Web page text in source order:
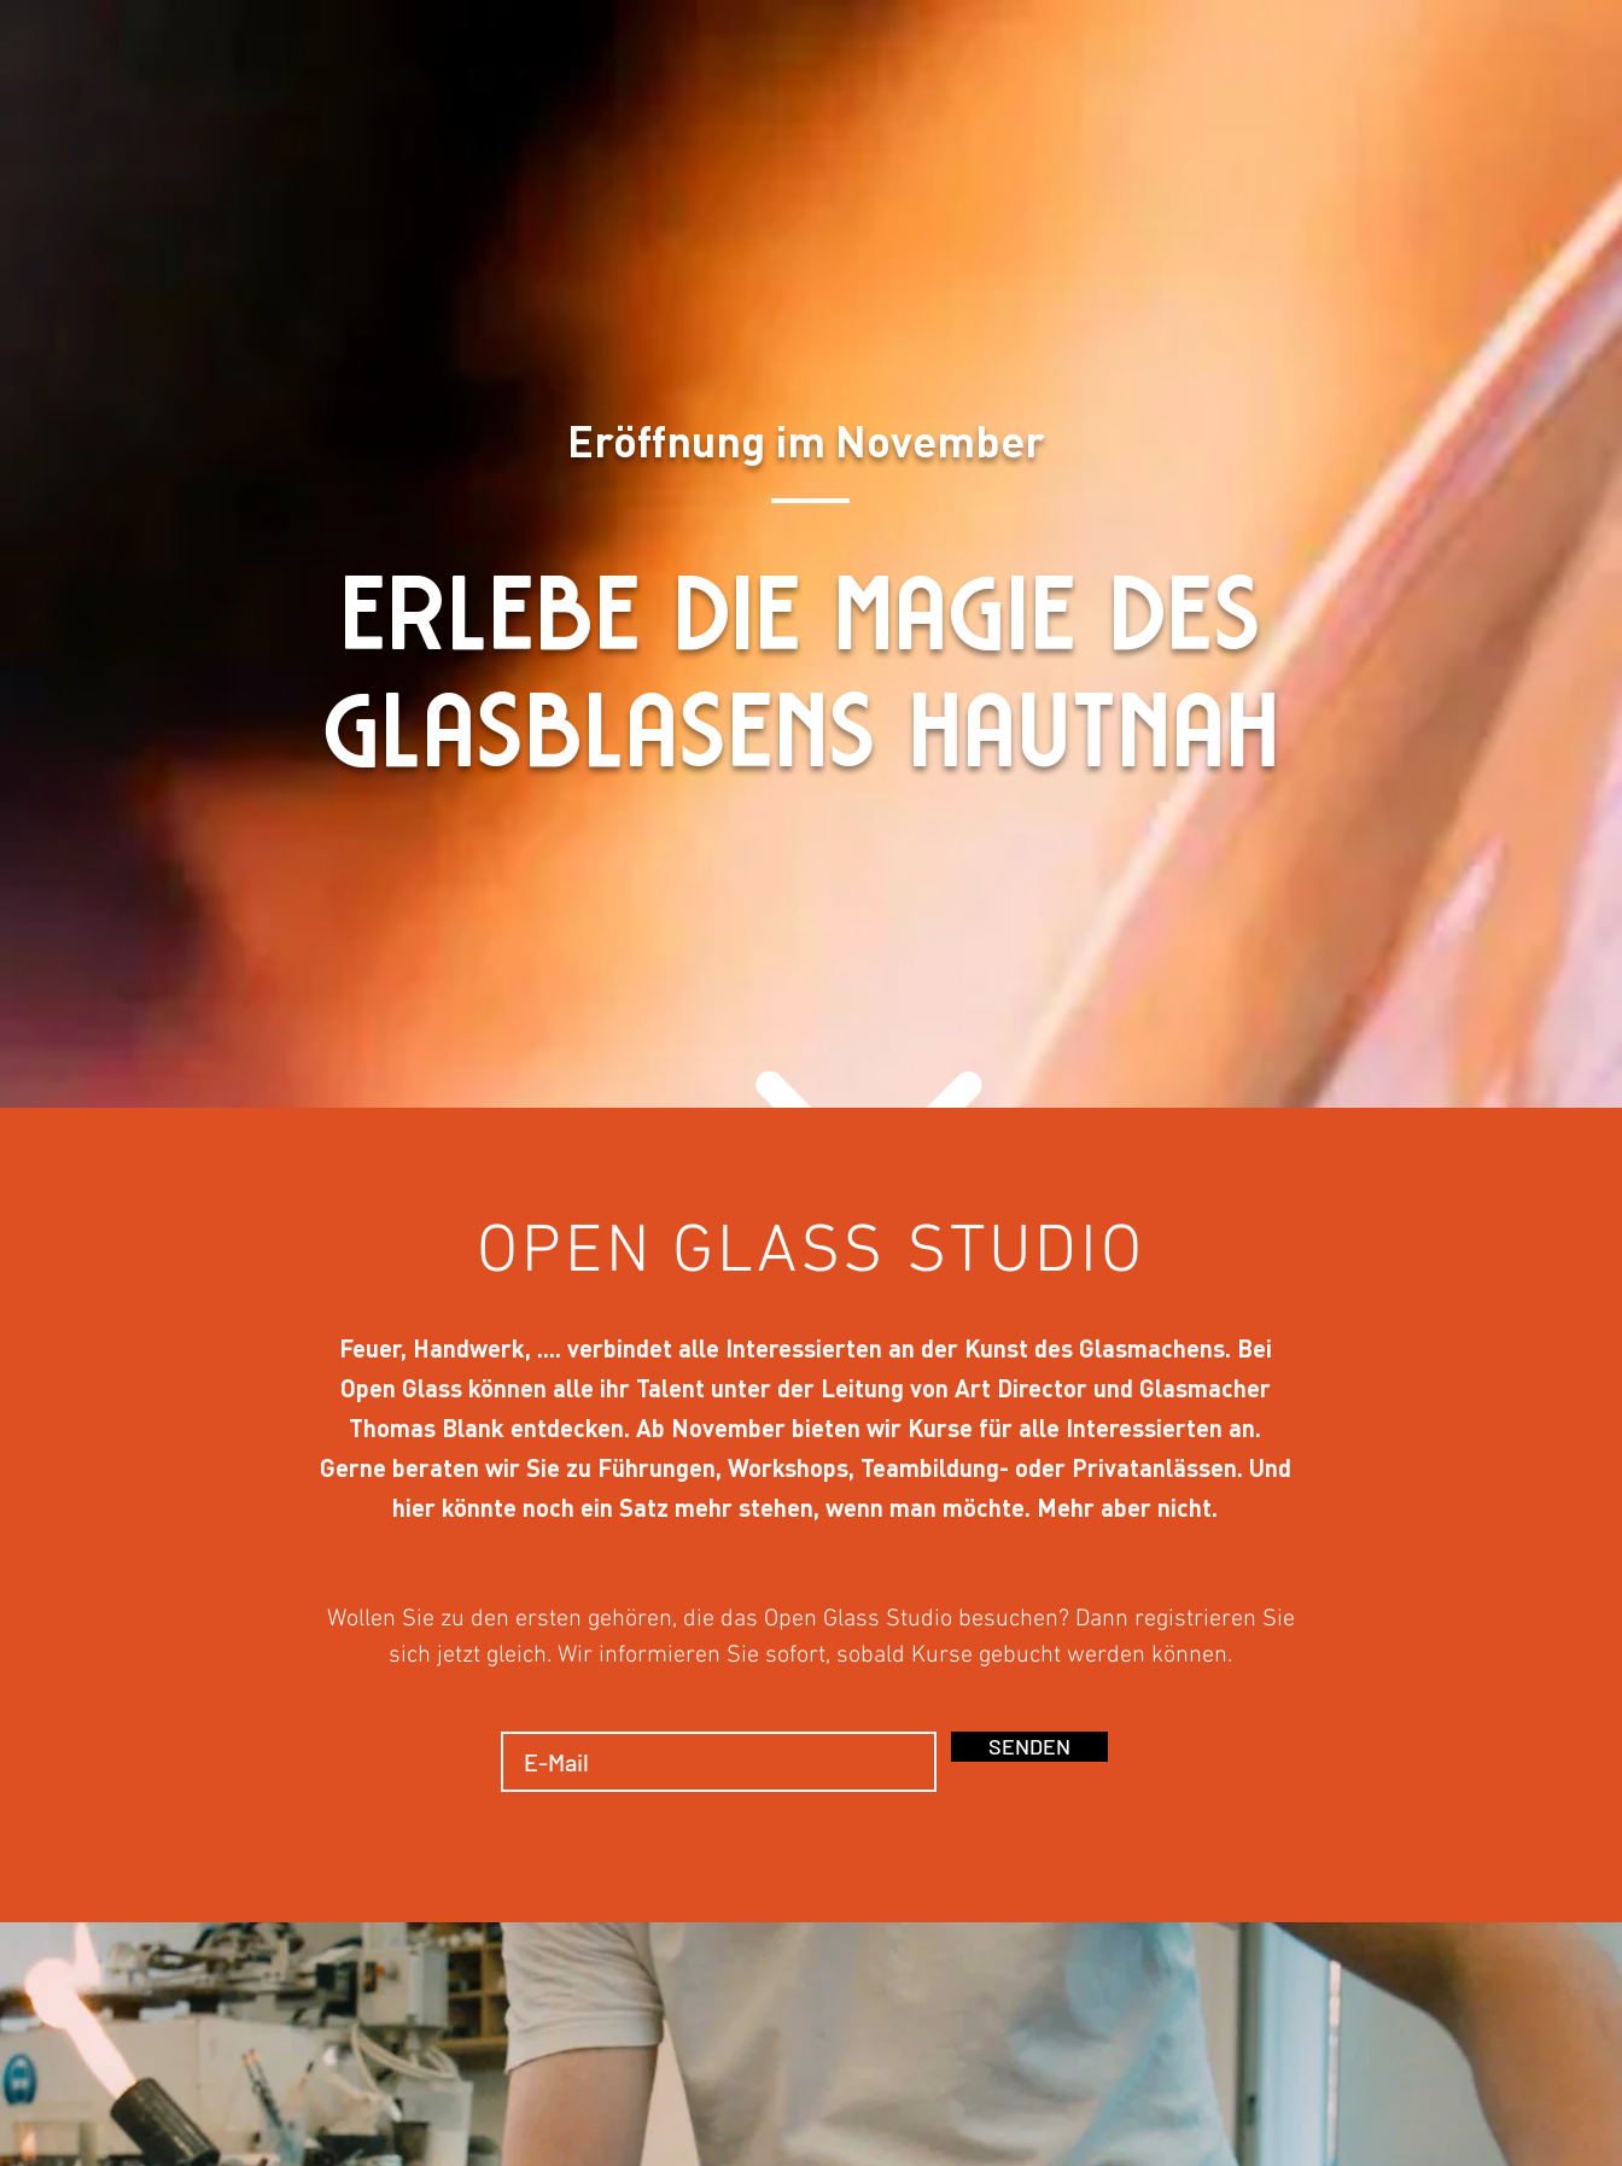
Eröffnung im November
ERLEBE DIE MAGIE DES
GLASBLASENS HAUTNAH
OPEN GLASS STUDIO
Feuer, Handwerk, .... verbindet alle Interessierten an der Kunst des Glasmachens. Bei
Open Glass können alle ihr Talent unter der Leitung von Art Director und Glasmacher
Thomas Blank entdecken. Ab November bieten wir Kurse für alle Interessierten an.
Gerne beraten wir Sie zu Führungen, Workshops, Teambildung- oder Privatanlässen. Und
hier könnte noch ein Satz mehr stehen, wenn man möchte. Mehr aber nicht.
Wollen Sie zu den ersten gehören, die das Open Glass Studio besuchen? Dann registrieren Sie
sich jetzt gleich. Wir informieren Sie sofort, sobald Kurse gebucht werden können.
SENDEN